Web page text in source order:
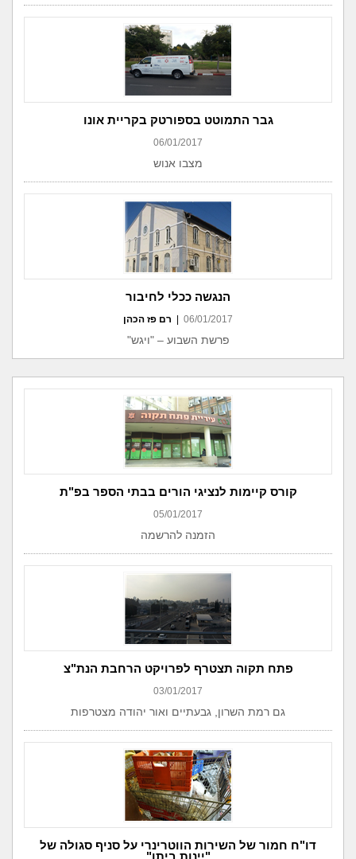
גבר התמוטט בספורטק בקריית אונו
06/01/2017
מצבו אנוש
הנגשה ככלי לחיבור
06/01/2017 רם פז הכהן
פרשת השבוע – "ויגש"
קורס קיימות לנציגי הורים בבתי הספר בפ"ת
05/01/2017
הזמנה להרשמה
פתח תקוה תצטרף לפרויקט הרחבת הנת"צ
03/01/2017
גם רמת השרון, גבעתיים ואור יהודה מצטרפות
דו"ח חמור של השירות הווטרינרי על סניף סגולה של
"יינות ביתן"